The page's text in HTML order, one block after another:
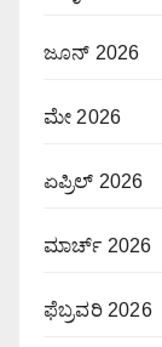
ಜೂನ್ 2026
ಮೇ 2026
ಏಪ್ರಿಲ್ 2026
ಮಾರ್ಚ್ 2026
ಫೆಬ್ರವರಿ 2026